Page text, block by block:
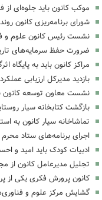
موکب کانون باید جلوه‌ای از
شورای برنامه‌ریزی کانون
نشست رئیس کانون علوم و
ضرورت حفظ سرمایه‌های
مراکز کانون باید به پایگاه
بازدید مدیرکل ارزیابی
نشست معاون توسعه کانون
بازگشت کتابخانه سیار
تماشاخانه سیار کانون به
اجرای برنامه‌های ستاد
ادبیات کودک باید امید و
تجلیل مدیرعامل کانون از
کانون پرورش فکری یکی از
گشایش مرکز علوم و